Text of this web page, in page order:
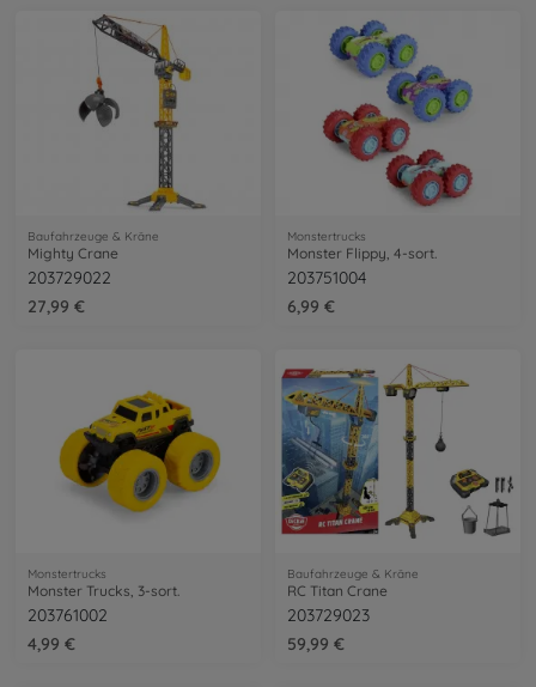
Baufahrzeuge & Kräne
Mighty Crane
203729022
27,99 €
Monstertrucks
Monster Flippy, 4-sort.
203751004
6,99 €
Monstertrucks
Monster Trucks, 3-sort.
203761002
4,99 €
Baufahrzeuge & Kräne
RC Titan Crane
203729023
59,99 €